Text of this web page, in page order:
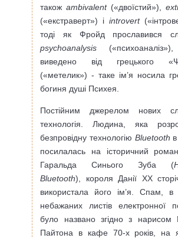
такожambivalent(«двоїстий»),
(«екстраверт») іintrovert
тоді як Фройд прославився
psychoanalysis
виведено від грецького
(«метелик») - таке ім’я носила
богиня душі Психея.
Постійним джерелом нових
технологія. Людина, яка
безпровідну технологію Bluetooth
посилалась на історичний
Гаральда Синього Зуба (
Bluetooth), короля Данії XX
використала його ім’я. Спам, в
небажаних листів електронної
було названо згідно з нарисом
Пайтона в кафе 70-х років, на